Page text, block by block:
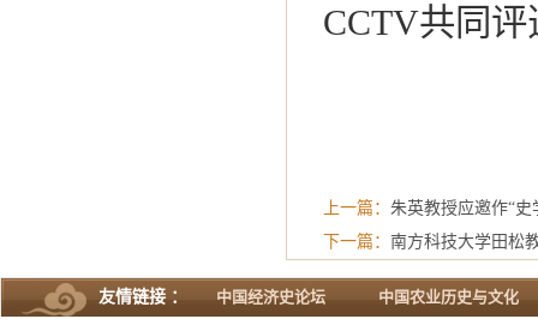
CCTV共同评
上一篇： 朱英教授应邀作“
下一篇： 南方科技大学田松
友情链接 ： 中国经济史论坛 中国农业历史与文化